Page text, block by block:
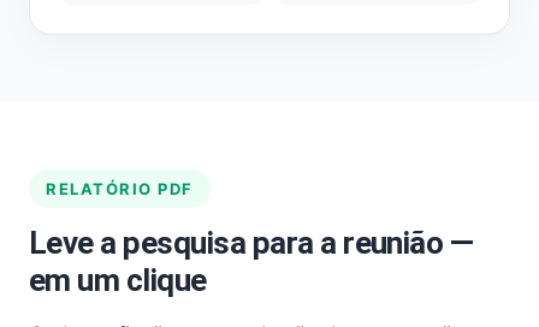
RELATÓRIO PDF
Leve a pesquisa para a reunião —
em um clique